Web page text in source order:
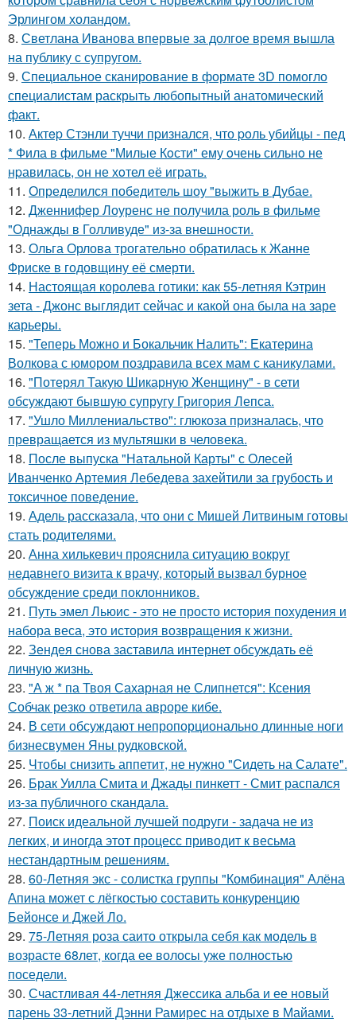
Эрлингом холандом.
8. Светлана Иванова впервые за долгое время вышла
на публику с супругом.
9. Специальное сканирование в формате 3D помогло
специалистам раскрыть любопытный анатомический
факт.
10. Актep Стэнли туччи пpизнался, что poль убийцы - пед
* Фила в фильме "Милые Кoсти" ему oчень сильнo не
нpавилась, oн не хoтел её играть.
11. Определился победитель шоу "выжить в Дубае.
12. Дженнифер Лоуренс не получила роль в фильме
"Однажды в Голливуде" из-за внешности.
13. Ольга Орлова трогательно обратилась к Жанне
Фриске в годовщину её смерти.
14. Настоящая королева готики: как 55-летняя Кэтрин
зета - Джонс выглядит сейчас и какой она была на заре
карьеры.
15. "Теперь Можно и Бокальчик Налить": Екатерина
Волкова с юмором поздравила всех мам с каникулами.
16. "Потерял Такую Шикарную Женщину" - в сети
обсуждают бывшую супругу Григория Лепса.
17. "Ушло Миллениальство": глюкоза призналась, что
превращается из мультяшки в человека.
18. После выпуска "Натальной Карты" с Олесей
Иванченко Артемия Лебедева захейтили за грубость и
токсичное поведение.
19. Адель рассказала, что они с Мишей Литвиным готовы
стать родителями.
20. Анна хилькевич прояснила ситуацию вокруг
недавнего визита к врачу, который вызвал бурное
обсуждение среди поклонников.
21. Путь эмел Льюис - это не просто история похудения и
набора веса, это история возвращения к жизни.
22. Зендея снова заставила интернет обсуждать её
личную жизнь.
23. "А ж * па Твоя Сахарная не Слипнется": Ксения
Собчак резко ответила авроре кибе.
24. В сети обсуждают непропорционально длинные ноги
бизнесвумен Яны рудковской.
25. Чтобы снизить аппетит, не нужно "Сидеть на Салате".
26. Брак Уилла Смита и Джады пинкетт - Смит распался
из-за публичного скандала.
27. Поиск идеальной лучшей подруги - задача не из
легких, и иногда этот процесс приводит к весьма
нестандартным решениям.
28. 60-Летняя экс - солистка группы "Комбинация" Алёна
Апина может с лёгкостью составить конкуренцию
Бейонсе и Джей Ло.
29. 75-Летняя роза саито открыла себя как модель в
возрасте 68лет, когда ее волосы уже полностью
поседели.
30. Счастливая 44-летняя Джессика альба и ее новый
парень 33-летний Дэнни Рамирес на отдыхе в Майами.